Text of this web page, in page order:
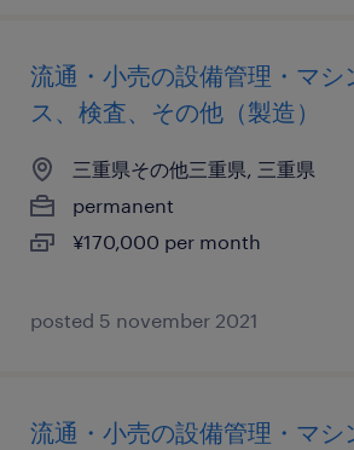
流通・小売の設備管理・マシ
ス、検査、その他（製造）
三重県その他三重県, 三重県
permanent
¥170,000 per month
posted 5 november 2021
流通・小売の設備管理・マシ